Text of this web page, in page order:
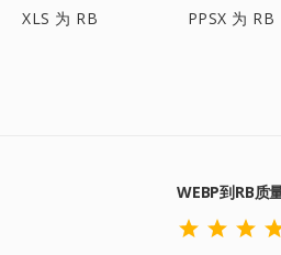
XLS 为 RB PPSX 为 RB
WEBP到RB质